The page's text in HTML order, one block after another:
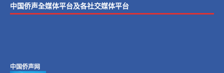
中国侨声全媒体平台及各社交媒体平台
中国侨声网